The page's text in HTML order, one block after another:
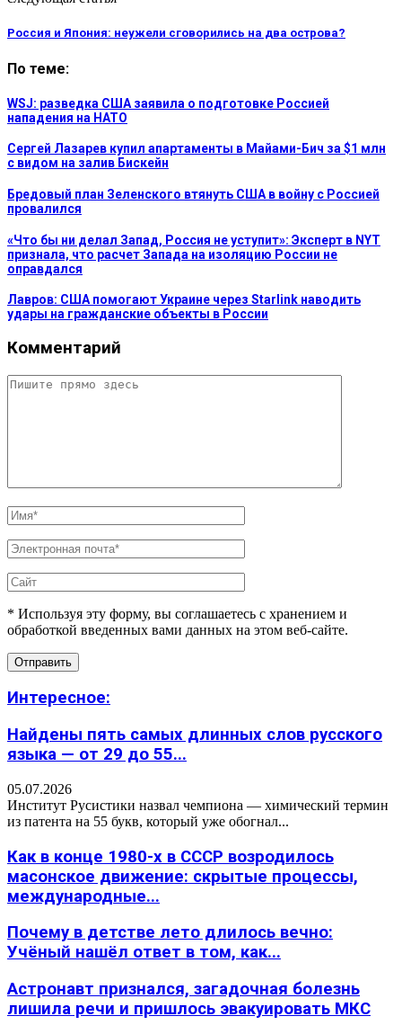
Россия и Япония: неужели сговорились на два острова?
По теме:
WSJ: разведка США заявила о подготовке Россией
нападения на НАТО
Сергей Лазарев купил апартаменты в Майами-Бич за $1 млн
с видом на залив Бискейн
Бредовый план Зеленского втянуть США в войну с Россией
провалился
«Что бы ни делал Запад, Россия не уступит»: Эксперт в NYT
признала, что расчет Запада на изоляцию России не
оправдался
Лавров: США помогают Украине через Starlink наводить
удары на гражданские объекты в России
Комментарий
* Используя эту форму, вы соглашаетесь с хранением и
обработкой введенных вами данных на этом веб-сайте.
Интересное:
Найдены пять самых длинных слов русского
языка — от 29 до 55...
05.07.2026
Институт Русистики назвал чемпиона — химический термин
из патента на 55 букв, который уже обогнал...
Как в конце 1980-х в СССР возродилось
масонское движение: скрытые процессы,
международные...
Почему в детстве лето длилось вечно:
Учёный нашёл ответ в том, как...
Астронавт признался, загадочная болезнь
лишила речи и пришлось эвакуировать МКС